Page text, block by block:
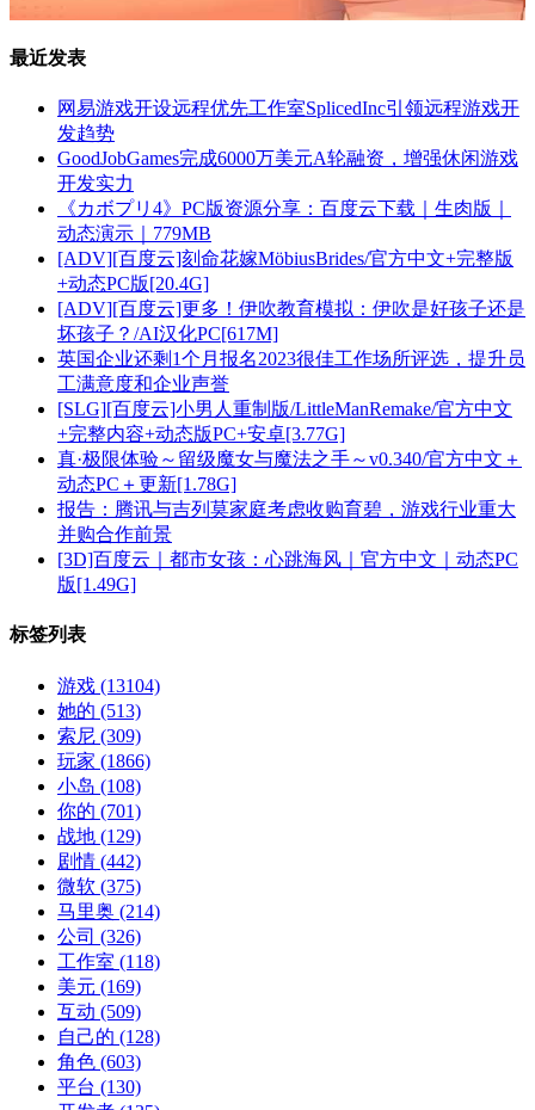
最近发表
网易游戏开设远程优先工作室SplicedInc引领远程游戏开
发趋势
GoodJobGames完成6000万美元A轮融资，增强休闲游戏
开发实力
《カボプリ4》PC版资源分享：百度云下载｜生肉版｜
动态演示｜779MB
[ADV][百度云]刻命花嫁MöbiusBrides/官方中文+完整版
+动态PC版[20.4G]
[ADV][百度云]更多！伊吹教育模拟：伊吹是好孩子还是
坏孩子？/AI汉化PC[617M]
英国企业还剩1个月报名2023很佳工作场所评选，提升员
工满意度和企业声誉
[SLG][百度云]小男人重制版/LittleManRemake/官方中文
+完整内容+动态版PC+安卓[3.77G]
真·极限体验～留级魔女与魔法之手～v0.340/官方中文＋
动态PC＋更新[1.78G]
报告：腾讯与吉列莫家庭考虑收购育碧，游戏行业重大
并购合作前景
[3D]百度云｜都市女孩：心跳海风｜官方中文｜动态PC
版[1.49G]
标签列表
游戏 (13104)
她的 (513)
索尼 (309)
玩家 (1866)
小岛 (108)
你的 (701)
战地 (129)
剧情 (442)
微软 (375)
马里奥 (214)
公司 (326)
工作室 (118)
美元 (169)
互动 (509)
自己的 (128)
角色 (603)
平台 (130)